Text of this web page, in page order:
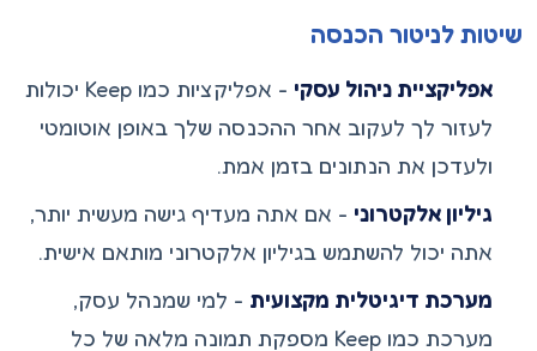
שיטות לניטור הכנסה
אפליקציית ניהול עסקי
- אפליקציות כמו Keep יכולות
לעזור לך לעקוב אחר ההכנסה שלך באופן אוטומטי
ולעדכן את הנתונים בזמן אמת.
גיליון אלקטרוני - אם אתה מעדיף גישה מעשית יותר,
אתה יכול להשתמש בגיליון אלקטרוני מותאם אישית.
מערכת דיגיטלית מקצועית - למי שמנהל עסק,
מערכת כמו Keep מספקת תמונה מלאה של כל